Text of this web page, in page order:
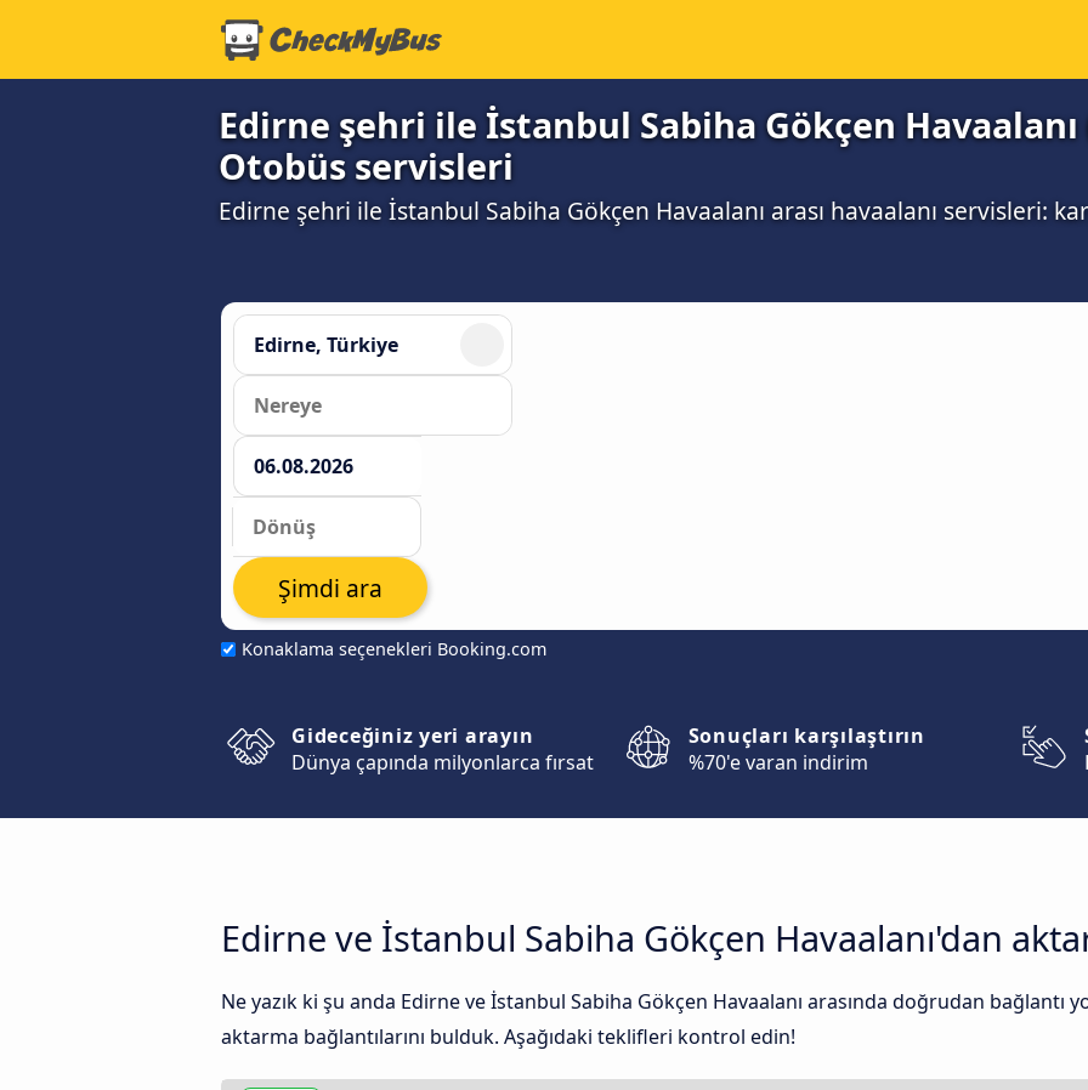
Edirne şehri ile İstanbul Sabiha Gökçen Havaalanı
Otobüs servisleri
Edirne şehri ile İstanbul Sabiha Gökçen Havaalanı arası havaalanı servisleri:
Konaklama seçenekleri Booking.com
Şimdi ara
Gideceğiniz yeri arayın
Dünya çapında milyonlarca fırsat
Sonuçları karşılaştırın
%70'e varan indirim
Edirne ve İstanbul Sabiha Gökçen Havaalanı'dan
Ne yazık ki şu anda Edirne ve İstanbul Sabiha Gökçen Havaalanı arasında doğrudan bağlantı
aktarma bağlantılarını bulduk. Aşağıdaki teklifleri kontrol edin!